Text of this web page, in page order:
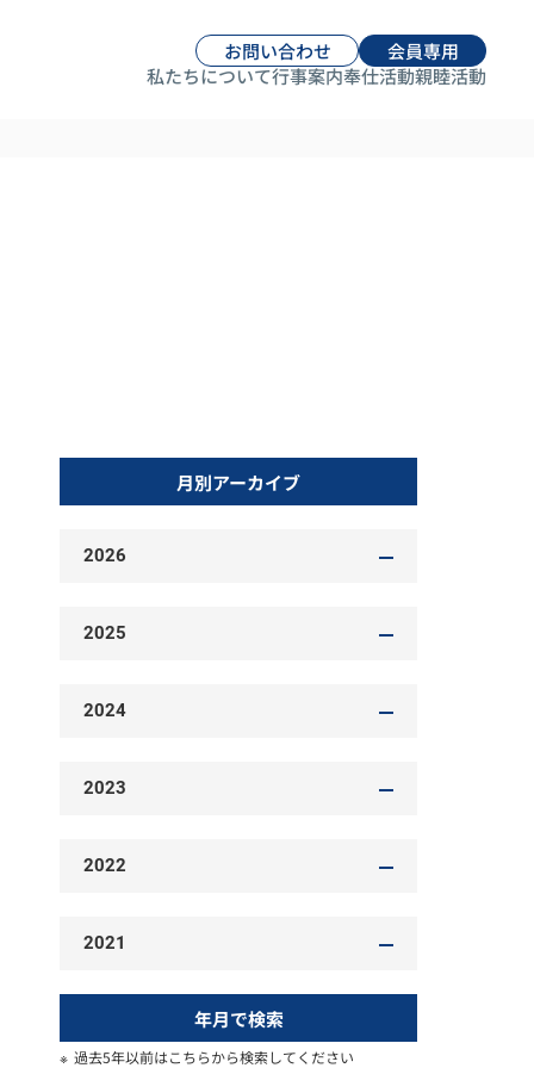
お問い合わせ
会員専用
私たちについて行事案内奉仕活動親睦活動
月別アーカイブ
2026
2025
2024
2023
2022
2021
年月で検索
過去5年以前はこちらから検索してください